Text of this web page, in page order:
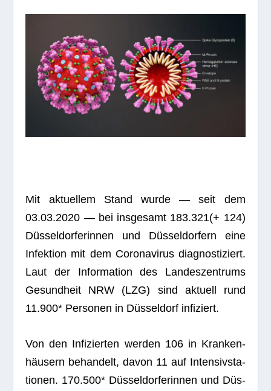
Mit aktu­el­lem Stand wurde — seit dem
03.03.2020 — bei ins­ge­samt 183.321(+ 124)
Düs­sel­dor­fe­rin­nen und Düs­sel­dor­fern eine
Infek­tion mit dem Coro­na­vi­rus dia­gnos­ti­ziert.
Laut der Infor­ma­tion des Lan­des­zen­trums
Gesund­heit NRW (LZG) sind aktu­ell rund
11.900* Per­so­nen in Düs­sel­dorf infiziert.
Von den Infi­zier­ten wer­den 106 in Kran­ken­
häu­sern behan­delt, davon 11 auf Inten­siv­sta­
tio­nen. 170.500* Düs­sel­dor­fe­rin­nen und Düs­